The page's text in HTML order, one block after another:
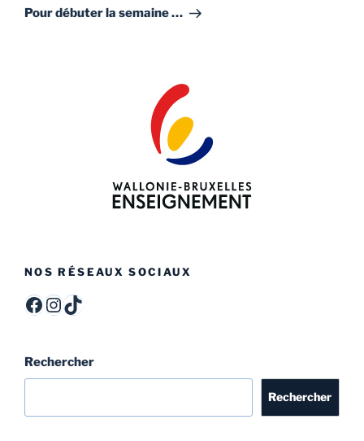
suivant
Pour débuter la semaine …
NOS RÉSEAUX SOCIAUX
ITCF Félicien Rops - Officiel - itcffr
itcffr
Rechercher
Rechercher